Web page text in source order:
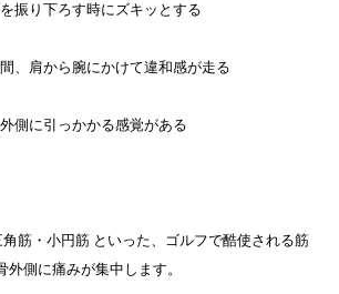
振り下ろす時にズキッとする
、肩から腕にかけて違和感が走る
側に引っかかる感覚がある
筋・小円筋 といった、ゴルフで酷使される筋
側に痛みが集中します。